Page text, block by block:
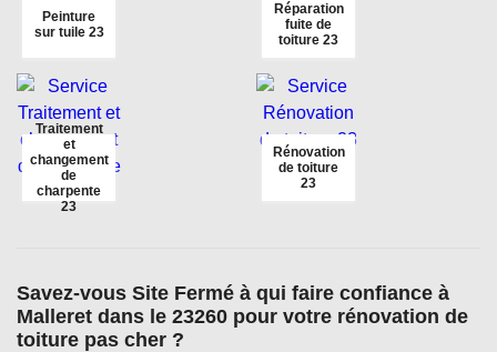
Peinture
sur tuile 23
Réparation
fuite de
toiture 23
Traitement
et
changement
de
charpente
23
Rénovation
de toiture
23
Savez-vous Site Fermé à qui faire confiance à
Malleret dans le 23260 pour votre rénovation de
toiture pas cher ?